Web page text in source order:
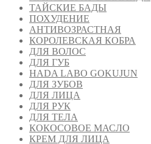
ТАЙСКИЕ БАДЫ
ПОХУДЕНИЕ
АНТИВОЗРАСТНАЯ
КОРОЛЕВСКАЯ КОБРА
ДЛЯ ВОЛОС
ДЛЯ ГУБ
HADA LABO GOKUJUN
ДЛЯ ЗУБОВ
ДЛЯ ЛИЦА
ДЛЯ РУК
ДЛЯ ТЕЛА
КОКОСОВОЕ МАСЛО
КРЕМ ДЛЯ ЛИЦА